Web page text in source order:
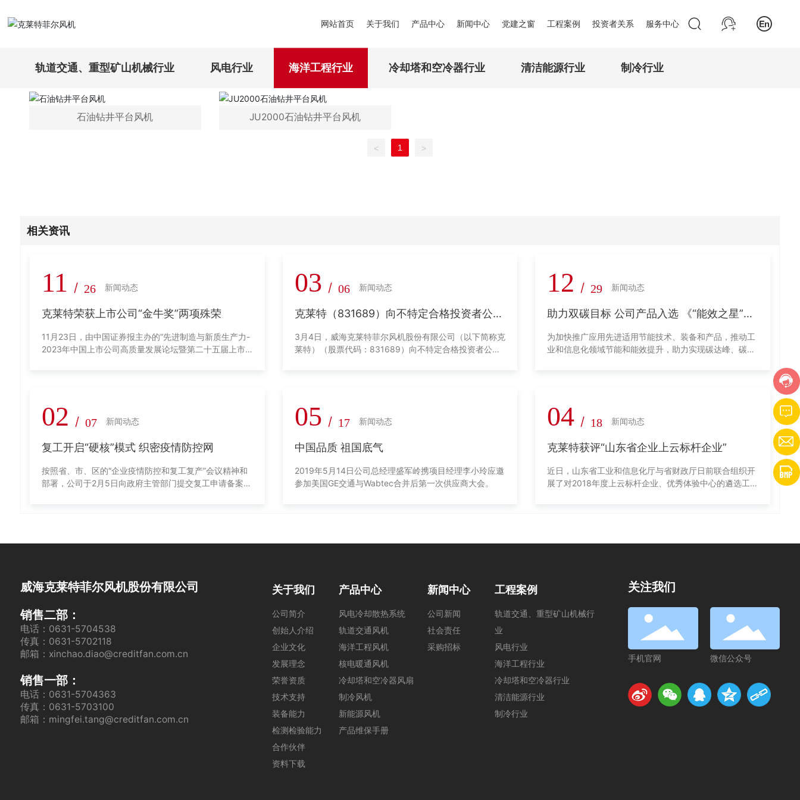
网站首页 关于我们 产品中心 新闻中心 党建之窗 工程案例 投资者关系 服务中心
首页 工程案例
轨道交通、重型矿山机械行业 风电行业 海洋工程行业 冷却塔和空冷器行业 清洁能源行业 制冷行业
石油钻井平台风机 JU2000石油钻井平台风机
< 1 >
相关资讯
11 / 26 新闻动态
克莱特荣获上市公司“金牛奖”两项殊荣
11月23日，由中国证券报主办的“先进制造与新质生产力-
2023年中国上市公司高质量发展论坛暨第二十五届上市
03 / 06 新闻动态
克莱特（831689）向不特定合格投资者公开
发行股票并在北交所上市网上路演成功举行
3月4日，威海克莱特菲尔风机股份有限公司（以下简称克
莱特）（股票代码：831689）向不特定合格投资者公开
保荐机构（主承销商）西南证券保荐代表人孔辉焕、艾玮
出席此次路演活动，并与投资者进行实时在线交流。
12 / 29 新闻动态
助力双碳目标 公司产品入选 《“能效之星”装
备产品目录（2021）》
为加快推广应用先进适用节能技术、装备和产品，推动工
业和信息化领域节能和能效提升，助力实现碳达峰、碳中
02 / 07 新闻动态
复工开启“硬核”模式 织密疫情防控网
按照省、市、区的“企业疫情防控和复工复产”会议精神和
部署，公司于2月5日向政府主管部门提交复工申请备案，
05 / 17 新闻动态
中国品质 祖国底气
2019年5月14日公司总经理盛军岭携项目经理李小玲应邀
参加美国GE交通与Wabtec合并后第一次供应商大会。
04 / 18 新闻动态
克莱特获评“山东省企业上云标杆企业”
近日，山东省工业和信息化厅与省财政厅日前联合组织开
展了对2018年度上云标杆企业、优秀体验中心的遴选工
威海克莱特菲尔风机股份有限公司
销售二部：
电话：0631-5704538
传真：0631-5702118
邮箱：xinchao.diao@creditfan.com.cn
销售一部：
电话：0631-5704363
传真：0631-5703100
邮箱：mingfei.tang@creditfan.com.cn
关于我们
公司简介
创始人介绍
企业文化
发展理念
荣誉资质
技术支持
装备能力
检测检验能力
合作伙伴
资料下载
产品中心
风电冷却散热系统
轨道交通风机
海洋工程风机
核电暖通风机
冷却塔和空冷器风扇
制冷风机
新能源风机
产品维保手册
新闻中心
公司新闻
社会责任
采购招标
工程案例
轨道交通、重型矿山机械行
业
风电行业
海洋工程行业
冷却塔和空冷器行业
清洁能源行业
制冷行业
关注我们
手机官网 微信公众号